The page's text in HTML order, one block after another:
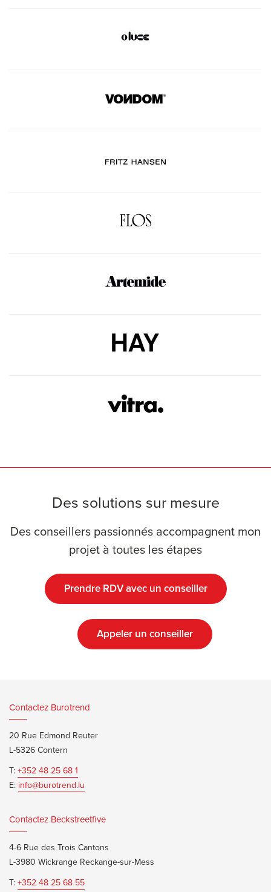
Des solutions sur mesure
Des conseillers passionnés accompagnent mon
projet à toutes les étapes
Prendre RDV avec un conseiller
Appeler un conseiller
Contactez Burotrend
20 Rue Edmond Reuter
L-5326 Contern
T:+352 48 25 68 1
E: info@burotrend.lu
Contactez Beckstreetfive
4-6 Rue des Trois Cantons
L-3980 Wickrange Reckange-sur-Mess
T:+352 48 25 68 55